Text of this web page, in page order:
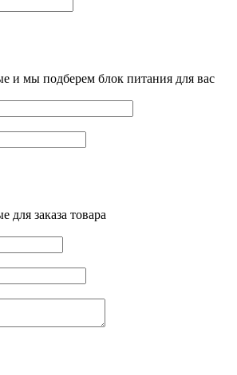
и мы подберем блок питания для вас
заказа товара